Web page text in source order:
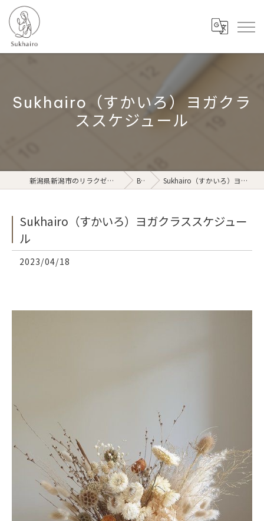
Sukhairo（すかいろ）ヨガクラ
ススケジュール
新潟県新潟市のリラクゼーションならSukhairo Blog Sukhairo（すかいろ）ヨガクラススケジュール
Sukhairo（すかいろ）ヨガクラススケジュー
ル
2023/04/18